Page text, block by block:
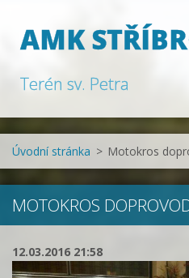
AMK
Terén sv. Petra
Úvodní stránka > Motokros
MOTOKROS
12.03.2016 21:58